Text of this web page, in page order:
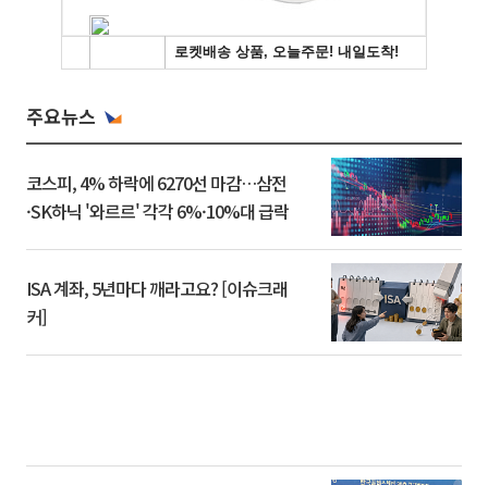
주요뉴스
코스피, 4% 하락에 6270선 마감…삼전
·SK하닉 '와르르' 각각 6%·10%대 급락
ISA 계좌, 5년마다 깨라고요? [이슈크래
커]